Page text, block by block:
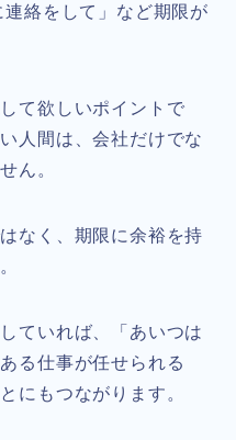
連絡をして」など期限が
て欲しいポイントで
人間は、会社だけでな
ん。
なく、期限に余裕を持
ていれば、「あいつは
る仕事が任せられる
にもつながります。